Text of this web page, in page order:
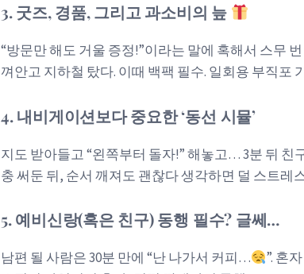
3. 굿즈, 경품, 그리고 과소비의 늪
“방문만 해도 거울 증정!”이라는 말에 혹해서 스무
껴안고 지하철 탔다. 이때 백팩 필수. 일회용 부직포
4. 내비게이션보다 중요한 ‘동선 시뮬’
지도 받아들고 “왼쪽부터 돌자!” 해놓고… 3분 뒤 친
충 써둔 뒤, 순서 깨져도 괜찮다 생각하면 덜 스트레
5. 예비신랑(혹은 친구) 동행 필수? 글쎄…
남편 될 사람은 30분 만에 “난 나가서 커피… ”. 혼